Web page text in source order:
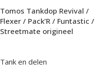
Tomos Tankdop Revival /
Flexer / Pack’R / Funtastic /
Streetmate origineel
Tank en delen